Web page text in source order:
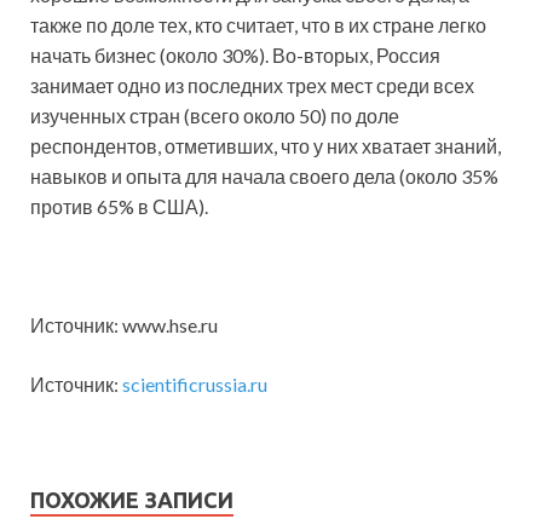
также по доле тех, кто считает, что в их стране легко
начать бизнес (около 30%). Во-вторых, Россия
занимает одно из последних трех мест среди всех
изученных стран (всего около 50) по доле
респондентов, отметивших, что у них хватает знаний,
навыков и опыта для начала своего дела (около 35%
против 65% в США).
Источник: www.hse.ru
Источник: scientificrussia.ru
ПОХОЖИЕ ЗАПИСИ